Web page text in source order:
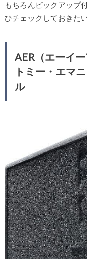
もちろんピックアップ
ひチェックしておきた
AER（エーイ
トミー・エマ
ル